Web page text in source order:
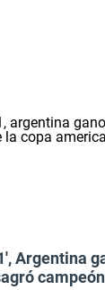
Argentina